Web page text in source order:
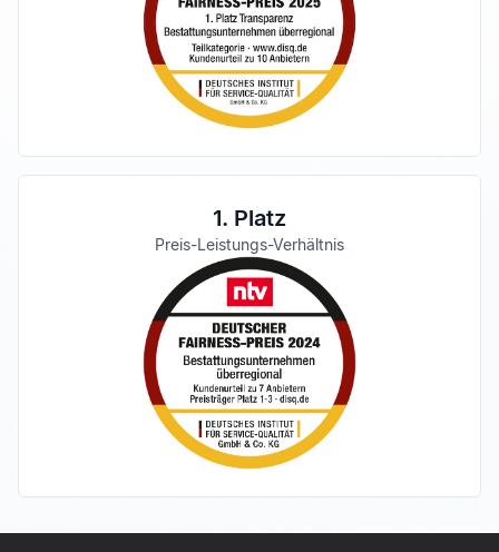
1. Platz
Preis-Leistungs-Verhältnis